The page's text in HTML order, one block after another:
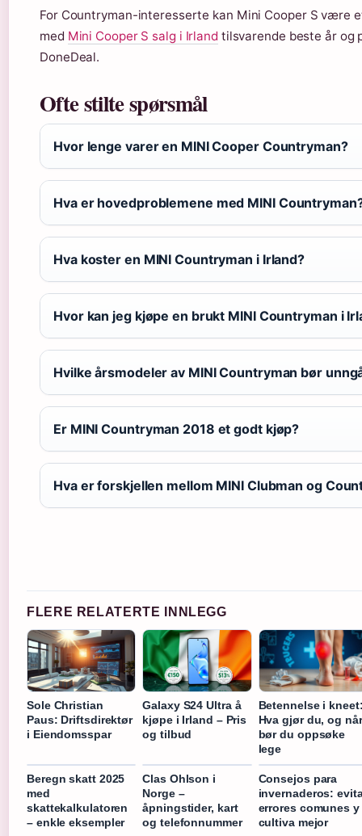
For Countryman-interesserte kan Mini Cooper S være
med Mini Cooper S salg i Irland tilsvarende beste år og
DoneDeal.
Ofte stilte spørsmål
Hvor lenge varer en MINI Cooper Countryman?
Hva er hovedproblemene med MINI
Hva koster en MINI Countryman i Irland?
Hvor kan jeg kjøpe en brukt MINI Countryman i
Hvilke årsmodeler av MINI Countryman bør
Er MINI Countryman 2018 et godt kjøp?
Hva er forskjellen mellom MINI Clubman og
FLERE RELATERTE INNLEGG
Sole Christian
Paus: Driftsdirektør
i Eiendomsspar
Galaxy S24 Ultra å
kjøpe i Irland – Pris
og tilbud
Betennelse i
Hva gjør du, og når
bør du oppsøke
lege
Beregn skatt 2025
med
skattekalkulatoren
– enkle eksempler
Clas Ohlson i
Norge –
åpningstider, kart
og telefonnummer
Consejos para
invernaderos:
errores comunes y
cultiva mejor